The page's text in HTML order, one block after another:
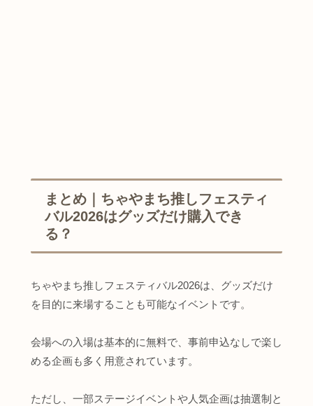
まとめ｜ちゃやまち推しフェスティ
バル2026はグッズだけ購入でき
る？
ちゃやまち推しフェスティバル2026は、グッズだけ
を目的に来場することも可能なイベントです。
会場への入場は基本的に無料で、事前申込なしで楽し
める企画も多く用意されています。
ただし、一部ステージイベントや人気企画は抽選制と